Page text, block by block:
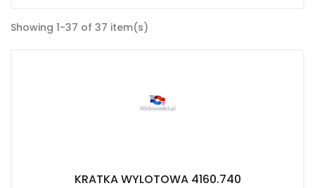
Showing 1-37 of 37 item(s)
KRATKA WYLOTOWA 4160.740